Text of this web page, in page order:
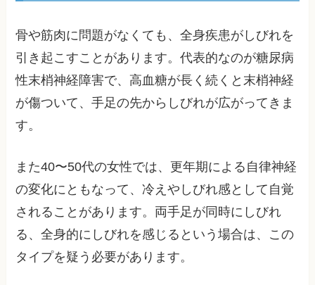
骨や筋肉に問題がなくても、全身疾患がしびれを
引き起こすことがあります。代表的なのが糖尿病
性末梢神経障害で、高血糖が長く続くと末梢神経
が傷ついて、手足の先からしびれが広がってきま
す。
また40〜50代の女性では、更年期による自律神経
の変化にともなって、冷えやしびれ感として自覚
されることがあります。両手足が同時にしびれ
る、全身的にしびれを感じるという場合は、この
タイプを疑う必要があります。